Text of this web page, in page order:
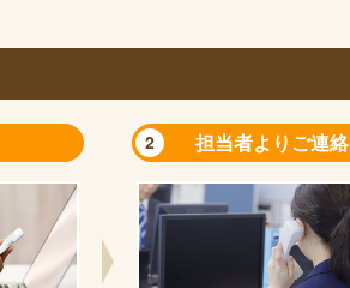
2 担当者よりご連絡